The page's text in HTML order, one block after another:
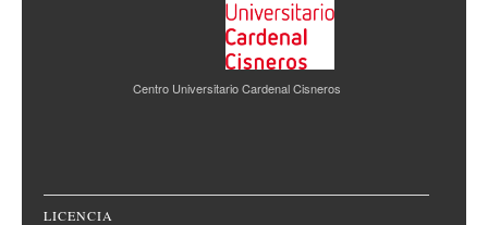
Centro Universitario Cardenal Cisneros
LICENCIA